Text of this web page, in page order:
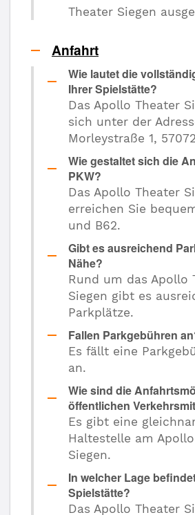
Theater Siegen
Anfahrt
Wie lautet die
Ihrer Spielstätte?
Das Apollo Theater
sich unter der
Morleystraße 1,
Wie gestaltet sich die
PKW?
Das Apollo Theater
erreichen Sie
und B62.
Gibt es ausreichend
Nähe?
Rund um das Apollo
Siegen gibt es
Parkplätze.
Fallen Parkgebühren
Es fällt eine
an.
Wie sind die
öffentlichen
Es gibt eine
Haltestelle am
Siegen.
In welcher Lage
Spielstätte?
Das Apollo Theater